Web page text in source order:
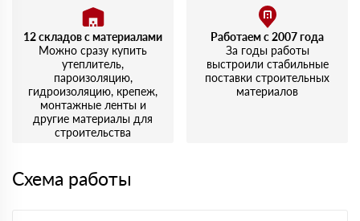
12 складов с материалами
Можно сразу купить
утеплитель,
пароизоляцию,
гидроизоляцию, крепеж,
монтажные ленты и
другие материалы для
строительства
Работаем с 2007 года
За годы работы
выстроили стабильные
поставки строительных
материалов
Схема работы